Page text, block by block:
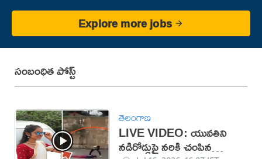
Explore more jobs
సంబంధిత పోస్ట్
తెలంగాణ
LIVE VIDEO: యువతిని
నడిరోడ్డుపై నరికి చంపిన